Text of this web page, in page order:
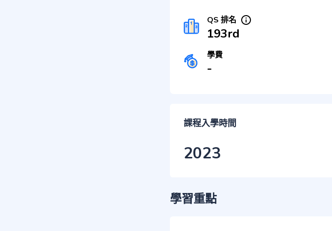
QS 排名
193rd
學費
-
課程入學時間
2023
學習重點